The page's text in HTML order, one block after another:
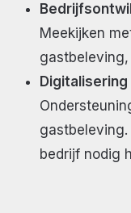
Meekijken
Digitalisering
bedrijf nodig